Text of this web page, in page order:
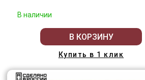
В наличии
В КОРЗИНУ
Купить в 1 клик